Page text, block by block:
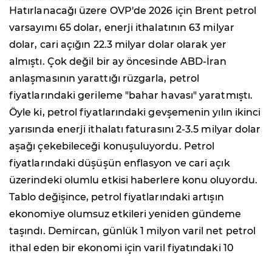
Hatırlanacağı üzere OVP'de 2026 için Brent petrol
varsayımı 65 dolar, enerji ithalatının 63 milyar
dolar, cari açığın 22.3 milyar dolar olarak yer
almıştı. Çok değil bir ay öncesinde ABD-İran
anlaşmasının yarattığı rüzgarla, petrol
fiyatlarındaki gerileme "bahar havası" yaratmıştı.
Öyle ki, petrol fiyatlarındaki gevşemenin yılın ikinci
yarısında enerji ithalatı faturasını 2-3.5 milyar dolar
aşağı çekebileceği konuşuluyordu. Petrol
fiyatlarındaki düşüşün enflasyon ve cari açık
üzerindeki olumlu etkisi haberlere konu oluyordu.
Tablo değişince, petrol fiyatlarındaki artışın
ekonomiye olumsuz etkileri yeniden gündeme
taşındı. Demircan, günlük 1 milyon varil net petrol
ithal eden bir ekonomi için varil fiyatındaki 10